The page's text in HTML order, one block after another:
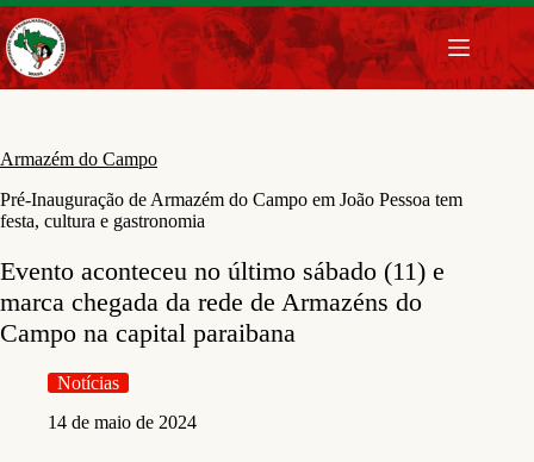
Pular
para
o
conteúdo
Armazém do Campo
Pré-Inauguração de Armazém do Campo em João Pessoa tem
festa, cultura e gastronomia
Evento aconteceu no último sábado (11) e
marca chegada da rede de Armazéns do
Campo na capital paraibana
Notícias
14 de maio de 2024